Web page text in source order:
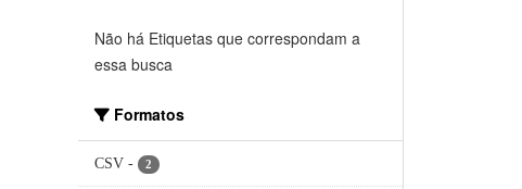
Não há Etiquetas que correspondam a
essa busca
Formatos
CSV - 2